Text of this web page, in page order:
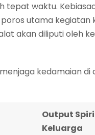
tepat waktu.
utama kegiatan
akan diliputi oleh
kedamaian di
Output
Keluarga